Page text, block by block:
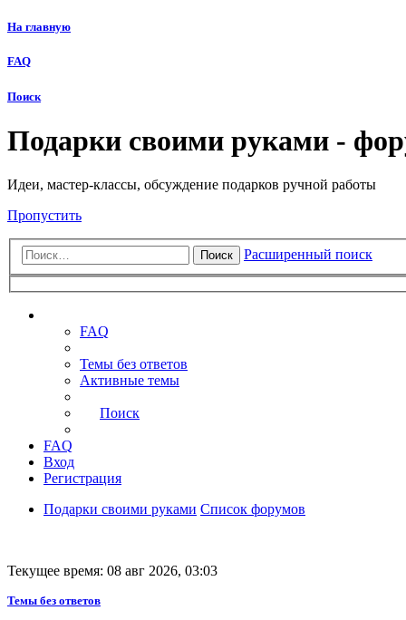
На главную
FAQ
Поиск
Подарки своими руками -
Идеи, мастер-классы, обсуждение подарков ручной работы
Пропустить
Поиск Расширенный поиск
FAQ
Темы без ответов
Активные темы
Поиск
FAQ
Вход
Регистрация
Подарки своими руками Список форумов
Текущее время: 08 авг 2026, 03:03
Темы без ответов